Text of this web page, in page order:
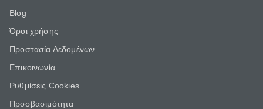
Blog
Όροι χρήσης
Προστασία Δεδομένων
Επικοινωνία
Ρυθμίσεις Cookies
Προσβασιμότητα